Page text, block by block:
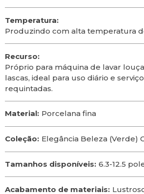
Temperatura:
Produzindo com alta temperatura
Recurso:
Próprio para máquina de lavar
lascas, ideal para uso diário e
requintadas.
Material: Porcelana fina
Coleção: Elegância Beleza (Verde)
Tamanhos disponíveis: 6.3-12.5
Acabamento de materiais: